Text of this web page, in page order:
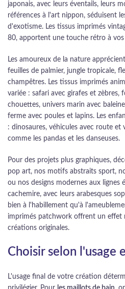
japonais, avec leurs éventails, leurs
références à l'art nippon, séduisent
d'exotisme. Les tissus imprimés
80, apportent une touche rétro à
Les amoureux de la nature
feuilles de palmier, jungle tropicale,
champêtres. Les tissus imprimés
variée : safari avec girafes et zèbres,
chouettes, univers marin avec
ferme avec poules et lapins. Les
: dinosaures, véhicules avec route
comme les pandas et les danseuses.
Pour des projets plus graphiques,
pop art, nos motifs abstraits sport,
ou nos designs modernes aux lignes
cachemire, avec leurs arabesques
bien à l'habillement qu'à
imprimés patchwork offrent un
créations originales.
Choisir selon l'usage
L'usage final de votre création